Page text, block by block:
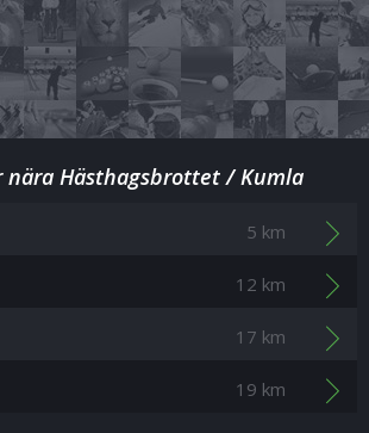
nära Hästhagsbrottet / Kumla
5 km
12 km
17 km
19 km